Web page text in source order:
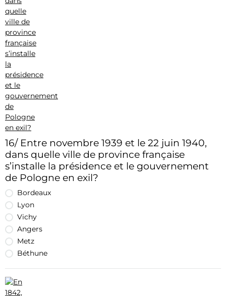
16/ Entre novembre 1939 et le 22 juin 1940,
dans quelle ville de province française
s’installe la présidence et le gouvernement
de Pologne en exil?
Bordeaux
Lyon
Vichy
Angers
Metz
Béthune